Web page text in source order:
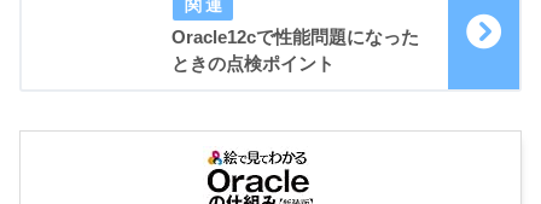
Oracle12cで性能問題になった
ときの点検ポイント